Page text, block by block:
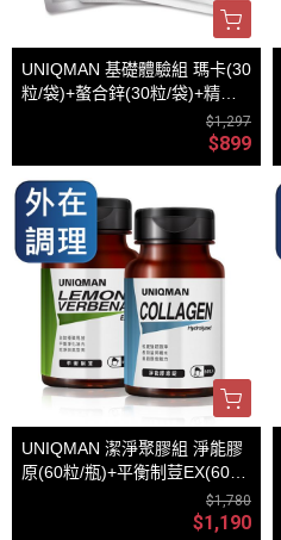
UNIQMAN 基礎體驗組 瑪卡(30
粒/袋)+螯合鋅(30粒/袋)+精胺
$1,297
$899
UNIQMAN 潔淨聚膠組 淨能膠
原(60粒/瓶)+平衡制荳EX(60粒/
$1,780
$1,190